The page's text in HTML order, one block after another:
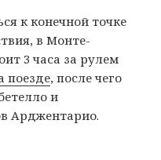
к конечной точке
в Монте-
3 часа за рулем
поезде, после чего
и
Арджентарио.